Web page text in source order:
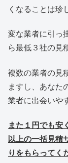
くなることは珍
変な業者に引っ
ら最低３社の見
複数の業者の見
ますし、あなた
業者に出会いや
また１円でも安
以上の一括見積
りをもらってく